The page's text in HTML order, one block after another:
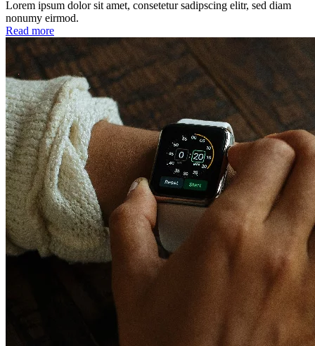
Lorem ipsum dolor sit amet, consetetur sadipscing elitr, sed diam
nonumy eirmod.
Read more